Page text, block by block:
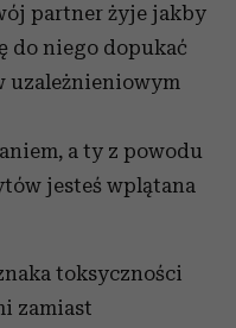
partner żyje jakby
do niego dopukać
uzależnieniowym
a ty z powodu
jesteś wplątana
toksyczności
zamiast